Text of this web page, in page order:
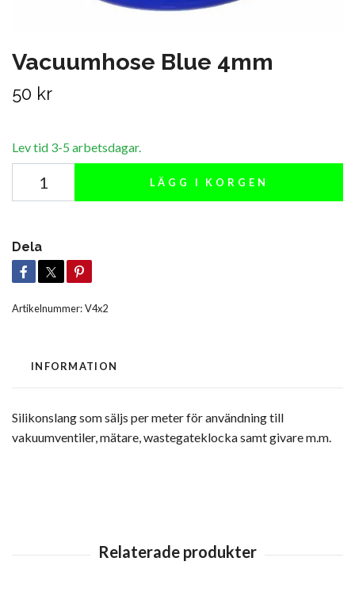
Vacuumhose Blue 4mm
50 kr
Lev tid 3-5 arbetsdagar.
LÄGG I KORGEN
Dela
Artikelnummer:V4x2
INFORMATION
Silikonslang som säljs per meter för användning till
vakuumventiler, mätare, wastegateklocka samt givare m.m.